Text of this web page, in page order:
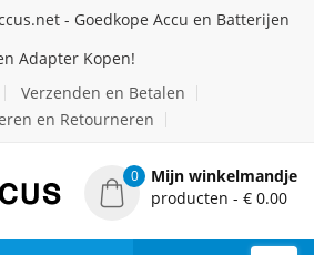
- Goedkope Accu en Batterijen
Adapter Kopen!
Verzenden en Betalen
en Retourneren
0
Mijn winkelmandje
producten - € 0.00